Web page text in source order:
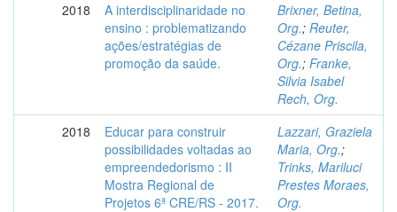
2018
A interdisciplinaridade no
ensino : problematizando
ações/estratégias de
promoção da saúde.
Brixner, Betina,
Org.; Reuter,
Cézane Priscila,
Org.; Franke,
Silvia Isabel
Rech, Org.
2018
Educar para construir
possibilidades voltadas ao
empreendedorismo : II
Mostra Regional de
Projetos 6ª CRE/RS - 2017.
Lazzari, Graziela
Maria, Org.;
Trinks, Mariluci
Prestes Moraes,
Org.